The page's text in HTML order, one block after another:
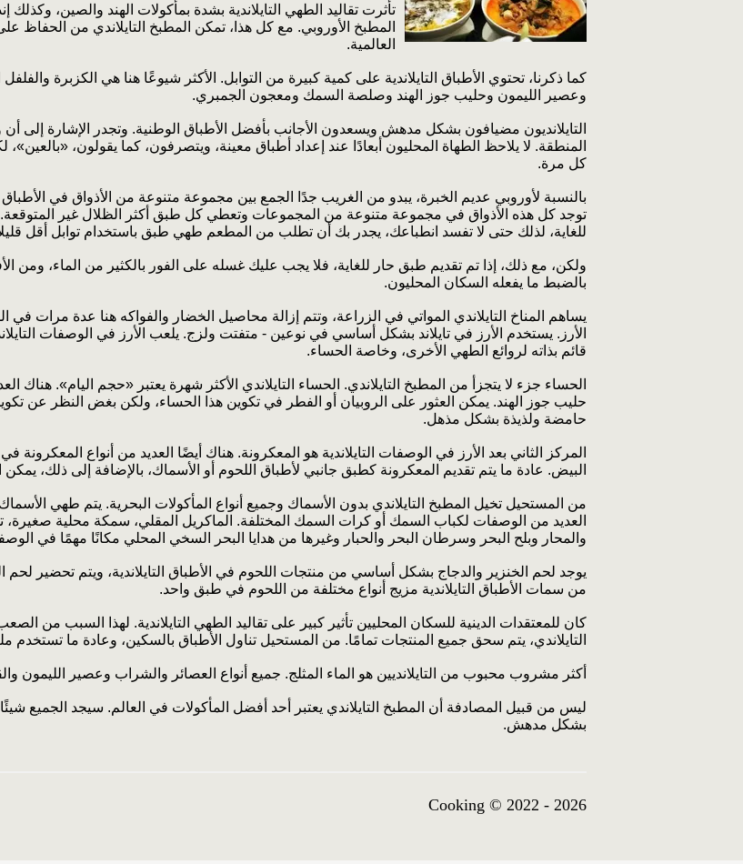
تأثرت تقاليد الطهي التايلاندية بشدة بمأكولات الهند والصين، وكذلك
المطبخ الأوروبي. مع كل هذا، تمكن المطبخ التايلاندي من الحفاظ
العالمية.
كما ذكرنا، تحتوي الأطباق التايلاندية على كمية كبيرة من التوابل. الأكثر شيوعًا هنا هي الكزبرة
وعصير الليمون وحليب جوز الهند وصلصة السمك ومعجون الجمبري.
التايلانديون مضيافون بشكل مدهش ويسعدون الأجانب بأفضل الأطباق الوطنية. وتجدر الإشارة إلى
المنطقة. لا يلاحظ الطهاة المحليون أبعادًا عند إعداد أطباق معينة، ويتصرفون، كما يقولون،
كل مرة.
بالنسبة لأوروبي عديم الخبرة، يبدو من الغريب جدًا الجمع بين مجموعة متنوعة من الأذواق في الأطباق
توجد كل هذه الأذواق في مجموعة متنوعة من المجموعات وتعطي كل طبق أكثر الظلال غير المتوقعة.
للغاية، لذلك حتى لا تفسد انطباعك، يجدر بك أن تطلب من المطعم طهي طبق باستخدام توابل أقل
ولكن، مع ذلك، إذا تم تقديم طبق حار للغاية، فلا يجب عليك غسله على الفور بالكثير من الماء، ومن
بالضبط ما يفعله السكان المحليون.
يساهم المناخ التايلاندي المواتي في الزراعة، وتتم إزالة محاصيل الخضار والفواكه هنا عدة مرات في
الأرز. يستخدم الأرز في تايلاند بشكل أساسي في نوعين - متفتت ولزج. يلعب الأرز في الوصفات
قائم بذاته لروائع الطهي الأخرى، وخاصة الحساء.
الحساء جزء لا يتجزأ من المطبخ التايلاندي. الحساء التايلاندي الأكثر شهرة يعتبر «حجم اليام».
حليب جوز الهند. يمكن العثور على الروبيان أو الفطر في تكوين هذا الحساء، ولكن بغض النظر عن
حامضة ولذيذة بشكل مذهل.
المركز الثاني بعد الأرز في الوصفات التايلاندية هو المعكرونة. هناك أيضًا العديد من أنواع المعكرونة
البيض. عادة ما يتم تقديم المعكرونة كطبق جانبي لأطباق اللحوم أو الأسماك، بالإضافة إلى ذلك،
من المستحيل تخيل المطبخ التايلاندي بدون الأسماك وجميع أنواع المأكولات البحرية. يتم طهي
العديد من الوصفات لكباب السمك أو كرات السمك المختلفة. الماكريل المقلي، سمكة محلية
والمحار وبلح البحر وسرطان البحر والحبار وغيرها من هدايا البحر السخي المحلي مكانًا مهمًا في
يوجد لحم الخنزير والدجاج بشكل أساسي من منتجات اللحوم في الأطباق التايلاندية، ويتم تحضير لحم
من سمات الأطباق التايلاندية مزيج أنواع مختلفة من اللحوم في طبق واحد.
كان للمعتقدات الدينية للسكان المحليين تأثير كبير على تقاليد الطهي التايلاندية. لهذا السبب من
التايلاندي، يتم سحق جميع المنتجات تمامًا. من المستحيل تناول الأطباق بالسكين، وعادة ما تستخدم
أكثر مشروب محبوب من التايلانديين هو الماء المثلج. جميع أنواع العصائر والشراب وعصير الليمون
ليس من قبيل المصادفة أن المطبخ التايلاندي يعتبر أحد أفضل المأكولات في العالم. سيجد الجميع
بشكل مدهش.
Cooking © 2022 - 2026